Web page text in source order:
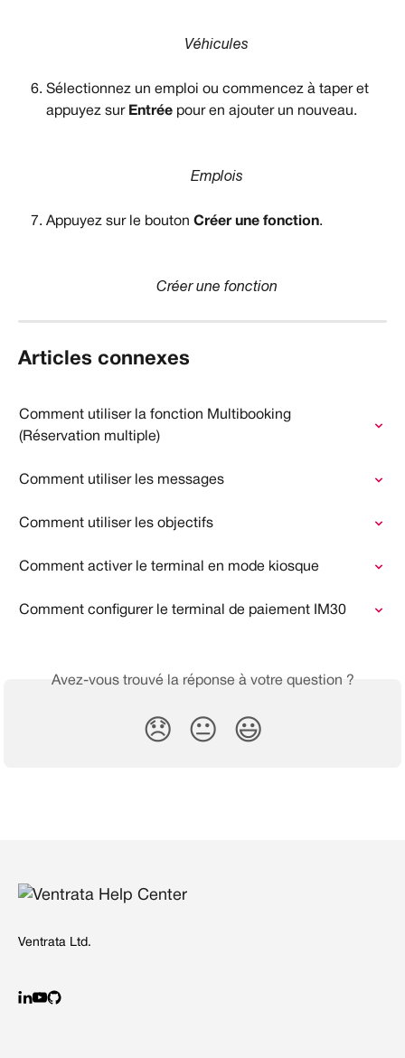
Véhicules
Sélectionnez un emploi ou commencez à taper et
appuyez sur Entrée pour en ajouter un nouveau.
Emplois
Appuyez sur le bouton Créer une fonction.
Créer une fonction
Articles connexes
Comment utiliser la fonction Multibooking
(Réservation multiple)
Comment utiliser les messages
Comment utiliser les objectifs
Comment activer le terminal en mode kiosque
Comment configurer le terminal de paiement IM30
Avez-vous trouvé la réponse à votre question ?
😞 😐 😃
Ventrata Ltd.